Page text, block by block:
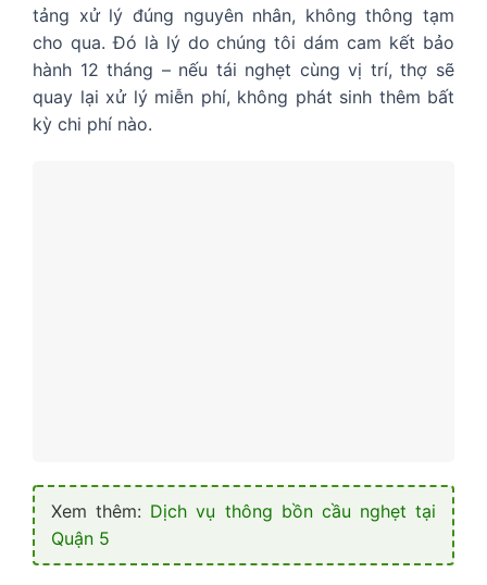
tảng xử lý đúng nguyên nhân, không thông tạm
cho qua. Đó là lý do chúng tôi dám cam kết bảo
hành 12 tháng – nếu tái nghẹt cùng vị trí, thợ sẽ
quay lại xử lý miễn phí, không phát sinh thêm bất
kỳ chi phí nào.
Xem thêm: Dịch vụ thông bồn cầu nghẹt tại
Quận 5